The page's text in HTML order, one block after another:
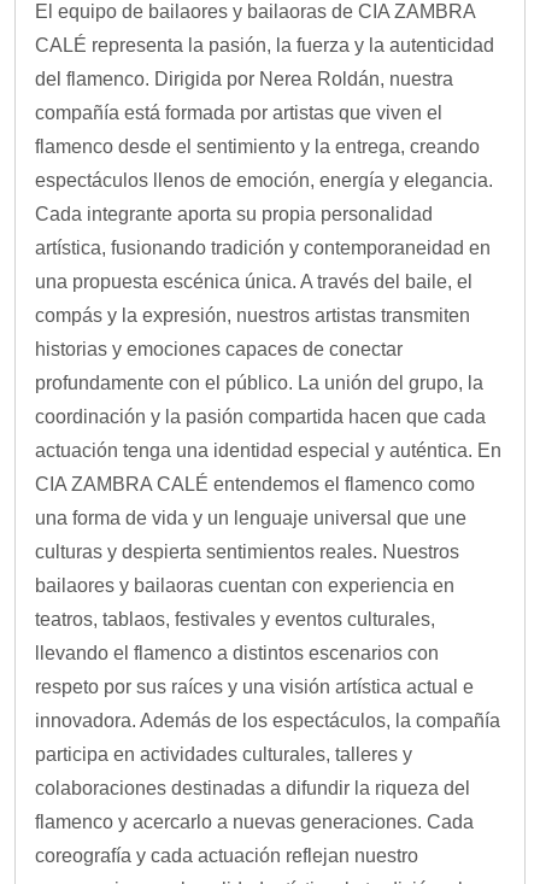
El equipo de bailaores y bailaoras de CIA ZAMBRA
CALÉ representa la pasión, la fuerza y la autenticidad
del flamenco. Dirigida por Nerea Roldán, nuestra
compañía está formada por artistas que viven el
flamenco desde el sentimiento y la entrega, creando
espectáculos llenos de emoción, energía y elegancia.
Cada integrante aporta su propia personalidad
artística, fusionando tradición y contemporaneidad en
una propuesta escénica única. A través del baile, el
compás y la expresión, nuestros artistas transmiten
historias y emociones capaces de conectar
profundamente con el público. La unión del grupo, la
coordinación y la pasión compartida hacen que cada
actuación tenga una identidad especial y auténtica. En
CIA ZAMBRA CALÉ entendemos el flamenco como
una forma de vida y un lenguaje universal que une
culturas y despierta sentimientos reales. Nuestros
bailaores y bailaoras cuentan con experiencia en
teatros, tablaos, festivales y eventos culturales,
llevando el flamenco a distintos escenarios con
respeto por sus raíces y una visión artística actual e
innovadora. Además de los espectáculos, la compañía
participa en actividades culturales, talleres y
colaboraciones destinadas a difundir la riqueza del
flamenco y acercarlo a nuevas generaciones. Cada
coreografía y cada actuación reflejan nuestro